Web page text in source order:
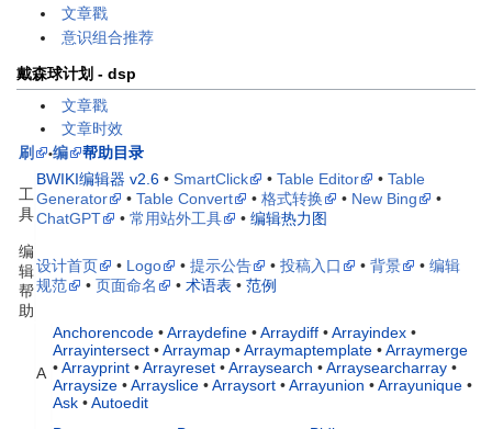
文章戳
意识组合推荐
戴森球计划 - dsp
文章戳
文章时效
刷
•编 帮助目录
工
具
BWIKI编辑器 v2.6 • SmartClick • Table Editor • Table
Generator
• Table Convert • 格式转换 • New Bing
•
ChatGPT
• 常用站外工具 • 编辑热力图
编
辑
帮
助
设计首页 • Logo • 提示公告 • 投稿入口 • 背景 • 编辑
规范
• 页面命名 • 术语表 • 范例
A
Anchorencode •Arraydefine •Arraydiff •Arrayindex •
Arrayintersect •Arraymap •Arraymaptemplate •Arraymerge
•Arrayprint •Arrayreset •Arraysearch •Arraysearcharray •
Arraysize •Arrayslice •Arraysort •Arrayunion •Arrayunique •
Ask •Autoedit